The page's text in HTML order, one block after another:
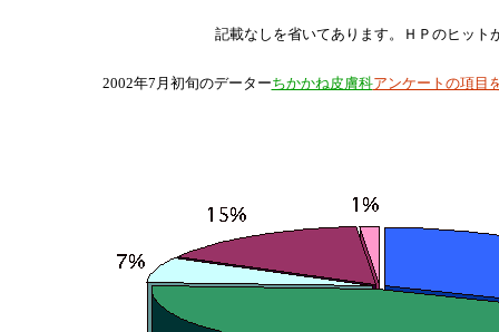
記載なしを省いてあります。ＨＰのヒット
2002年7月初旬のデーターちかかね皮膚科アンケートの項目